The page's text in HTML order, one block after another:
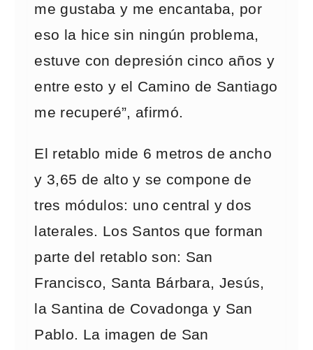
me gustaba y me encantaba, por
eso la hice sin ningún problema,
estuve con depresión cinco años y
entre esto y el Camino de Santiago
me recuperé”, afirmó.
El retablo mide 6 metros de ancho
y 3,65 de alto y se compone de
tres módulos: uno central y dos
laterales. Los Santos que forman
parte del retablo son: San
Francisco, Santa Bárbara, Jesús,
la Santina de Covadonga y San
Pablo. La imagen de San